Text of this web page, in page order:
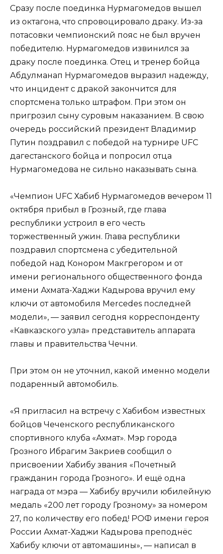
Сразу после поединка Нурмагомедов вышел
из октагона, что спровоцировало драку. Из-за
потасовки чемпионский пояс не был вручен
победителю. Нурмагомедов извинился за
драку после поединка. Отец и тренер бойца
Абдулманап Нурмагомедов выразил надежду,
что инцидент с дракой закончится для
спортсмена только штрафом. При этом он
пригрозил сыну суровым наказанием. В свою
очередь российский президент Владимир
Путин поздравил с победой на турнире UFC
дагестанского бойца и попросил отца
Нурмагомедова не сильно наказывать сына.
«Чемпион UFC Хабиб Нурмагомедов вечером 11
октября прибыл в Грозный, где глава
республики устроил в его честь
торжественный ужин. Глава республики
поздравил спортсмена с убедительной
победой над Конором Макгрегором и от
имени регионального общественного фонда
имени Ахмата-Хаджи Кадырова вручил ему
ключи от автомобиля Mercedes последней
модели», — заявил сегодня корреспонденту
«Кавказского узла» представитель аппарата
главы и правительства Чечни.
При этом он не уточнил, какой именно модели
подаренный автомобиль.
«Я пригласил на встречу с Хабибом известных
бойцов Чеченского республиканского
спортивного клуба «Ахмат». Мэр города
Грозного Ибрагим Закриев сообщил о
присвоении Хабибу звания «Почетный
гражданин города Грозного». И ещё одна
награда от мэра — Хабибу вручили юбилейную
медаль «200 лет городу Грозному» за номером
27, по количеству его побед! РОФ имени героя
России Ахмат-Хаджи Кадырова преподнёс
Хабибу ключи от автомашины», — написал в